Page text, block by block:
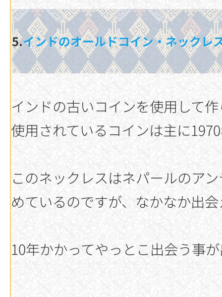
5.インドのオールドコイン・ネックレ
インドの古いコインを使用して
使用されているコインは主に
このネックレスはネパールのア
めているのですが、なかなか出
10年かかってやっとこ出会う事